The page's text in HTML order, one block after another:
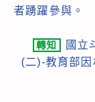
者踴躍參與。
轉知
國立
(二)-教育部